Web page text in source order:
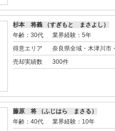
杉本 将義 （すぎもと まさよし）
年齢：30代
業界経験：5年
得意エリア
奈良県全域・木津川市
売却実績数
300件
藤原 将 （ふじはら まさる）
年齢：40代
業界経験：10年